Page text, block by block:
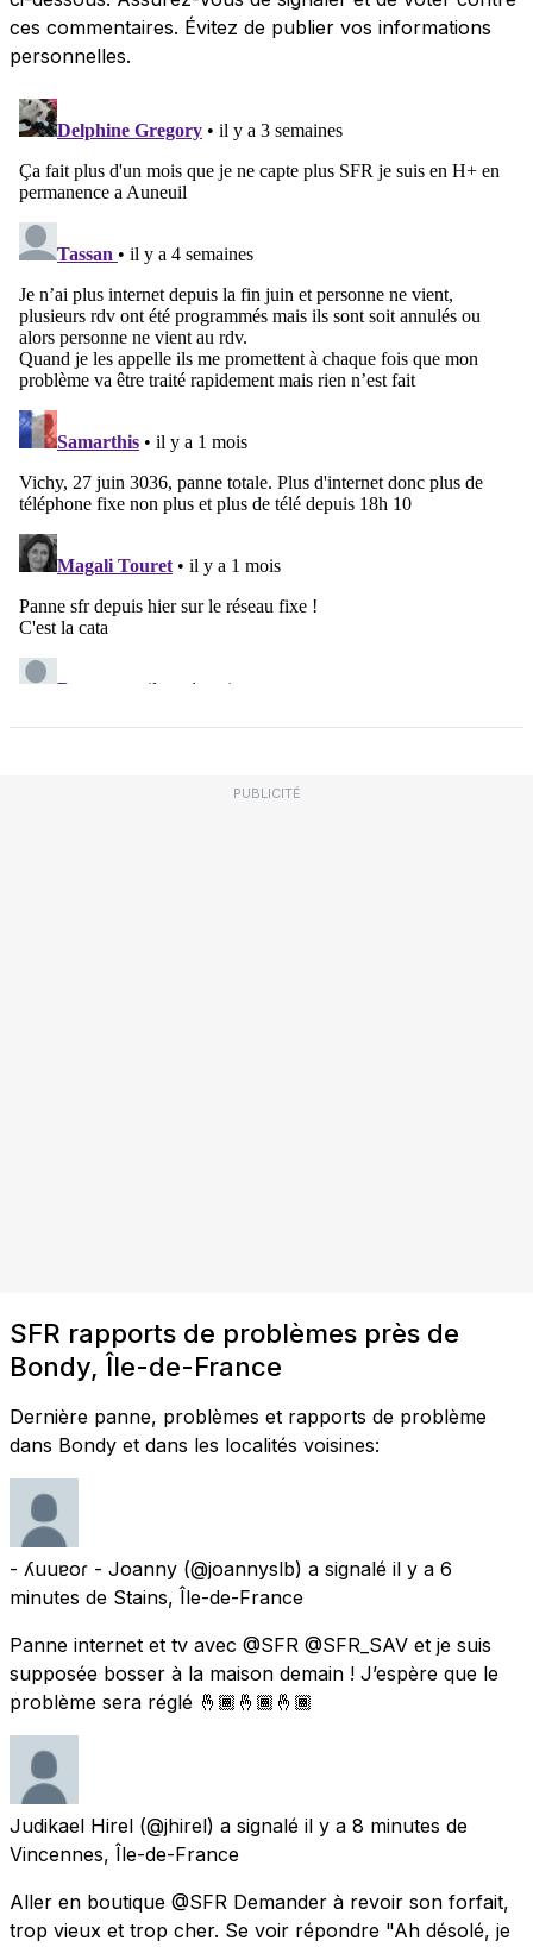
ces commentaires. Évitez de publier vos informations
personnelles.
PUBLICITÉ
SFR rapports de problèmes près de
Bondy, Île-de-France
Dernière panne, problèmes et rapports de problème
dans Bondy et dans les localités voisines:
- ʎuuɐoɾ - Joanny (@joannyslb) a signalé il y a 6
minutes de Stains, Île-de-France
Panne internet et tv avec @SFR @SFR_SAV et je suis
supposée bosser à la maison demain ! J’espère que le
problème sera réglé 🤞🏾🤞🏾🤞🏾
Judikael Hirel (@jhirel) a signalé il y a 8 minutes de
Vincennes, Île-de-France
Aller en boutique @SFR Demander à revoir son forfait,
trop vieux et trop cher. Se voir répondre "Ah désolé, je